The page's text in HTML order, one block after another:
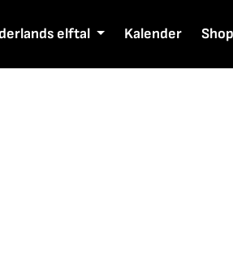
elftal Kalender Shop